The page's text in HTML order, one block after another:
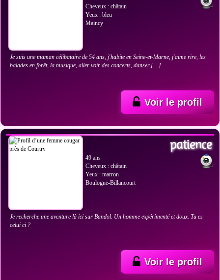
Cheveux : châtain
Yeux : bleu
Maincy
Je suis une maman célibataire de 54 ans, j'habite en Seine-et-Marne, j'aime rire, les
balades en forêt, la musique, aller voir des concerts, danser,[…]
Voir le profil
patience
49 ans
Cheveux : châtain
Yeux : marron
Boulogne-Billancourt
Je recherche une aventure là ici sur Bandol. Un homme expérimenté et doux. Tu es
celui ci ?
Voir le profil